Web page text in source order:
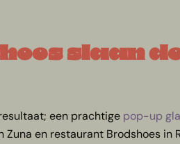
slaan
een prachtige pop-up
en restaurant Brodshoes in